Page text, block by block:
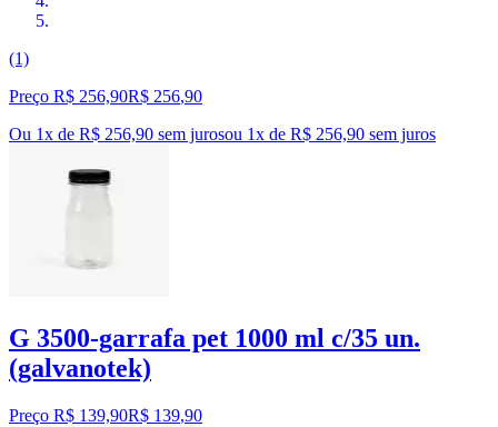
(1)
Preço R$ 256,90R$ 256,90
Ou 1x de R$ 256,90 sem jurosou 1x de R$ 256,90 sem juros
G 3500-garrafa pet 1000 ml c/35 un.
(galvanotek)
Preço R$ 139,90R$ 139,90